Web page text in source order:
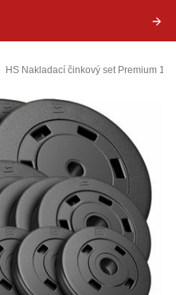
HS Nakladací činkový set Premium